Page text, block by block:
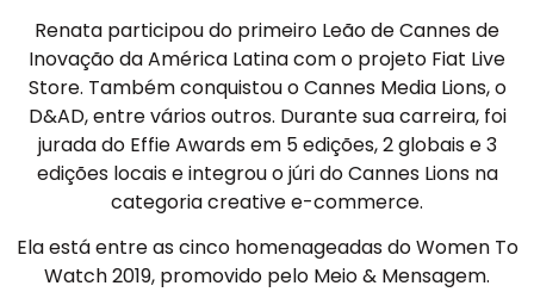
Renata participou do primeiro Leão de Cannes de
Inovação da América Latina com o projeto Fiat Live
Store. Também conquistou o Cannes Media Lions, o
D&AD, entre vários outros. Durante sua carreira, foi
jurada do Effie Awards em 5 edições, 2 globais e 3
edições locais e integrou o júri do Cannes Lions na
categoria creative e-commerce.
Ela está entre as cinco homenageadas do Women To
Watch 2019, promovido pelo Meio & Mensagem.